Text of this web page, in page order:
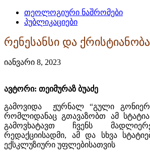
თეოლოგიური ნაშრომები
პუბლიკაციები
რენესანსი და ქრისტიანობა
იანვარი 8, 2023
ავტორი: თეიმურაზ ბუაძე
გამოვიდა ჟურნალ “გული
რომლიდანაც გთავაზობთ ამ
გამოვხატავთ ჩვენს
რედაქციისადმი, ამ და სხვა
ექსკლუზიური უფლებისათვის